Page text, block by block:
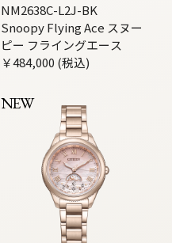
NM2638C-L2J-BK
Snoopy Flying Ace スヌー
ピー フライングエース
￥484,000 (税込)
NEW